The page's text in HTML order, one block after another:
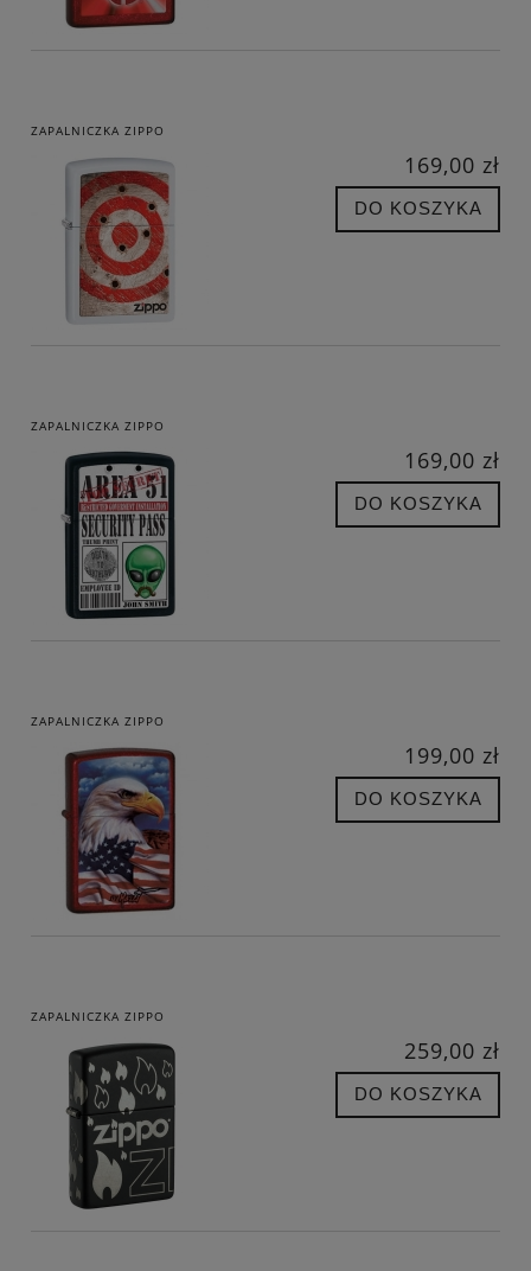
ZAPALNICZKA ZIPPO
169,00 zł
DO KOSZYKA
ZAPALNICZKA ZIPPO
169,00 zł
DO KOSZYKA
ZAPALNICZKA ZIPPO
199,00 zł
DO KOSZYKA
ZAPALNICZKA ZIPPO
259,00 zł
DO KOSZYKA